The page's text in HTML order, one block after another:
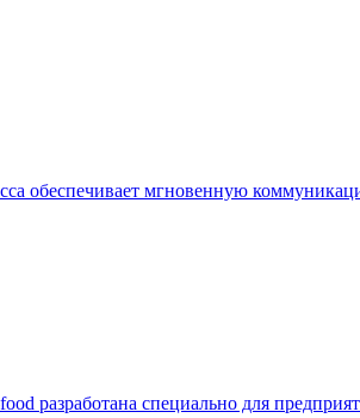
обеспечивает мгновенную
разработана специально для